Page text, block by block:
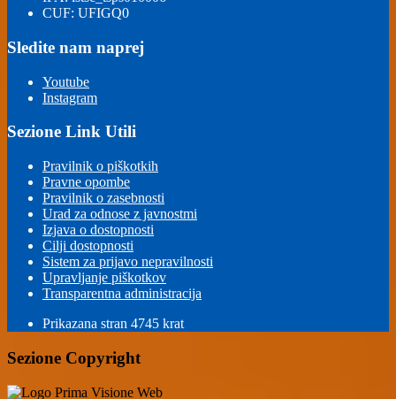
CUF: UFIGQ0
Sledite nam naprej
Youtube
Instagram
Sezione Link Utili
Pravilnik o piškotkih
Pravne opombe
Pravilnik o zasebnosti
Urad za odnose z javnostmi
Izjava o dostopnosti
Cilji dostopnosti
Sistem za prijavo nepravilnosti
Upravljanje piškotkov
Transparentna administracija
Prikazana stran 4745 krat
Sezione Copyright